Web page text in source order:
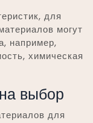
для
могут
например,
химическая
выбор
для